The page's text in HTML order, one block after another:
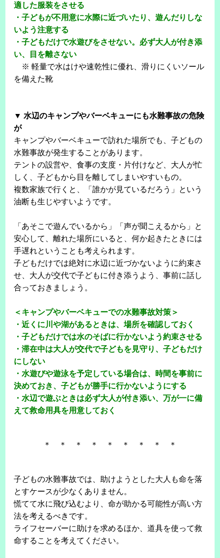
適した服装をさせる
・子どもが不用意に水際に近づいたり、遊んだりしな
いよう注意する
・子どもだけで水遊びをさせない。必ず大人が付き添
い、目を離さない
※ 軽量で水はけや速乾性に優れ、滑りにくいソール
を備えた靴
▼ 水辺のキャンプやバーベキューにも水難事故の危険
が
キャンプやバーベキューで訪れた場所でも、子どもの
水難事故が発生することがあります。
テントの設営や、食事の支度・片付けなど、大人が忙
しく、子どもから目を離してしまいやすいもの。
複数家族で行くと、「誰かが見ているだろう」という
油断も生じやすいようです。
「あそこで遊んでいるから」「声が聞こえるから」と
安心して、離れた場所にいると、何か起きたときには
手遅れということも考えられます。
子どもだけでは絶対に水辺に近づかないように約束さ
せ、大人が交代で子どもに付き添うよう、事前に話し
合っておきましょう。
＜キャンプやバーベキューでの水難事故対策＞
・近くに川や湖があるときは、場所を確認しておく
・子どもだけでは水のそばに行かないよう約束させる
・滞在中は大人が交代で子どもを見守り、子どもだけ
にしない
・水遊びや遊泳を予定している場合は、時間を事前に
決めておき、子どもが勝手に行かないようにする
・水辺で遊ぶときは必ず大人が付き添い、万が一に備
えて救命用具を用意しておく
＊ ＊ ＊ ＊ ＊ ＊ ＊ ＊ ＊
子どもの水難事故では、助けようとした大人も命を落
とすケースが少なくありません。
慌てて水に飛び込むより、命が助かる可能性が高い方
法を考えるべきです。
ライフセーバーに助けを求めるほか、道具を使って救
命することを考えてください。